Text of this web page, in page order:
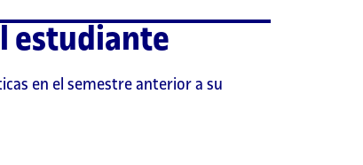
estudiante
en el semestre anterior a su